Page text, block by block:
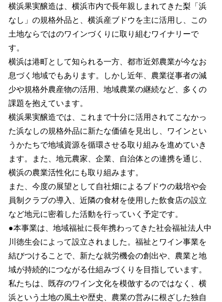
み
込
み
中
す
横浜果実醸造は、横浜市内で長年親しまれてきた梨「浜
なし」の規格外品と、横浜産ブドウを主に活用し、この
土地ならではのワインづくりに取り組むワイナリーで
す。
横浜は港町として知られる一方、都市近郊農業が今なお
息づく地域でもあります。しかし近年、農業従事者の減
少や規格外農産物の活用、地域農業の継続など、多くの
課題を抱えています。
横浜果実醸造では、これまで十分に活用されてこなかっ
た浜なしの規格外品に新たな価値を見出し、ワインとい
うかたちで地域資源を循環させる取り組みを進めていき
ます。また、地元農家、企業、自治体との連携を通じ、
横浜の農業活性化にも取り組みます。
また、今度の展望として自社畑によるブドウの栽培や会
員制クラブの導入、近隣の食材を使用した飲食店の設立
など地元に密着した活動を行っていく予定です。
●本事業は、地域福祉に長年携わってきた社会福祉法人中
川徳生会によって設立されました。福祉とワイン事業を
結びつけることで、新たな就労機会の創出や、農業と地
域が持続的につながる仕組みづくりを目指しています。
私たちは、既存のワイン文化を模倣するのではなく、横
浜という土地の風土や歴史、農業の営みに根ざした独自